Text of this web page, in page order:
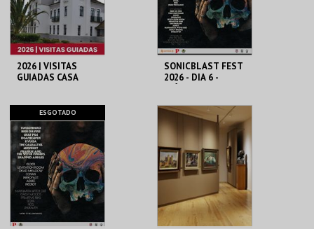
COMPRAR COMPRAR
2026 | VISITAS
GUIADAS CASA
CASA-MUSEU EGAS
MONIZ
MAIS INFO
COMPRAR
SONICBLAST FEST
2026 - DIA 6 -
PRAIA DUNA DO
CALDEIRÃO
MAIS INFO
ESGOTADO